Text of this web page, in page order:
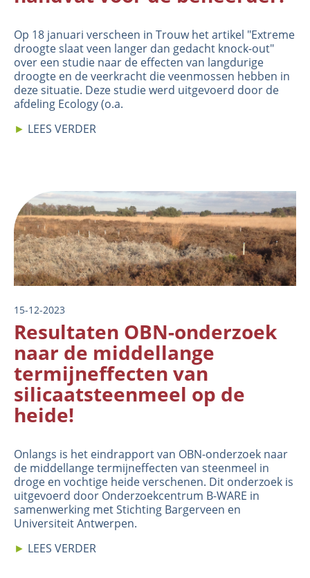
Op 18 januari verscheen in Trouw het artikel "Extreme
droogte slaat veen langer dan gedacht knock-out"
over een studie naar de effecten van langdurige
droogte en de veerkracht die veenmossen hebben in
deze situatie. Deze studie werd uitgevoerd door de
afdeling Ecology(o.a.
► LEES VERDER
Image
15-12-2023
Resultaten OBN-onderzoek
naar de middellange
termijneffecten van
silicaatsteenmeel op de
heide!
Onlangs is het eindrapport van OBN-onderzoek naar
de middellange termijneffecten van steenmeel in
droge en vochtige heideverschenen. Dit onderzoek is
uitgevoerd door Onderzoekcentrum B-WARE in
samenwerking met Stichting Bargerveen en
Universiteit Antwerpen.
► LEES VERDER